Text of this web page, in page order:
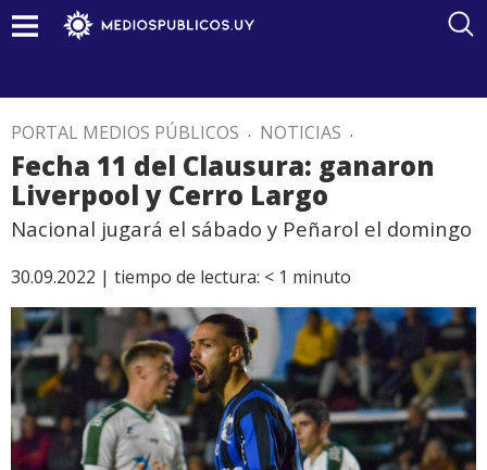
PORTAL MEDIOS PÚBLICOS . NOTICIAS .
Fecha 11 del Clausura: ganaron
Liverpool y Cerro Largo
Nacional jugará el sábado y Peñarol el domingo
30.09.2022 | tiempo de lectura: < 1 minuto